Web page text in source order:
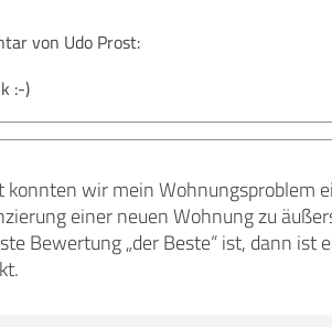
von Udo Prost:
:-)
konnten wir mein Wohnungsproblem
einer neuen Wohnung zu
Bewertung „der Beste“ ist, dann ist